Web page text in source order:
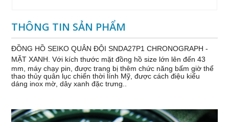
THÔNG TIN SẢN PHẨM
ĐỒNG HỒ SEIKO QUÂN ĐỘI SNDA27P1 CHRONOGRAPH -
MẶT XANH.Với kích thước mặt đồng hồ size lớn lên đến 43
mm, máy chạy pin, được trang bị thêm chức năng bấm giờ thể
thao thủy quân lục chiến thời lính Mỹ, được cách điệu kiểu
dáng inox mờ, dây xanh đặc trưng..